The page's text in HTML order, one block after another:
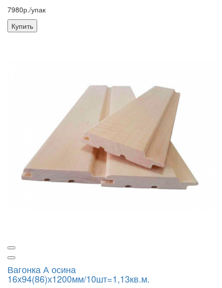
7980р./упак
Купить
Вагонка А осина
16х94(86)х1200мм/10шт=1,13кв.м.